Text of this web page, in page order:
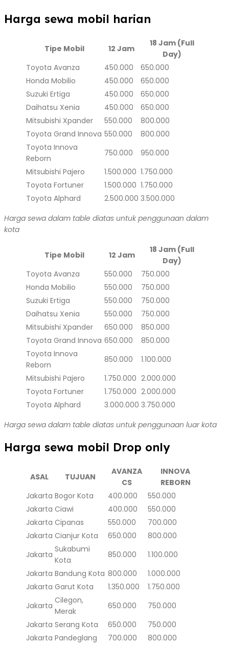
Harga sewa mobil harian
Tipe Mobil 12 Jam
18 Jam (Full
Day)
Toyota Avanza
450.000
650.000
Honda Mobilio
450.000
650.000
Suzuki Ertiga
450.000
650.000
Daihatsu Xenia
450.000
650.000
Mitsubishi Xpander
550.000
800.000
Toyota Grand Innova 550.000
800.000
Toyota Innova
Reborn
750.000
950.000
Mitsubishi Pajero
1.500.000 1.750.000
Toyota Fortuner
1.500.000 1.750.000
Toyota Alphard
2.500.000 3.500.000
Harga sewa dalam table diatas untuk penggunaan dalam
kota
Tipe Mobil 12 Jam
18 Jam (Full
Day)
Toyota Avanza
550.000
750.000
Honda Mobilio
550.000
750.000
Suzuki Ertiga
550.000
750.000
Daihatsu Xenia
550.000
750.000
Mitsubishi Xpander
650.000
850.000
Toyota Grand Innova 650.000
850.000
Toyota Innova
Reborn
850.000
1.100.000
Mitsubishi Pajero
1.750.000 2.000.000
Toyota Fortuner
1.750.000 2.000.000
Toyota Alphard
3.000.000 3.750.000
Harga sewa dalam table diatas untuk penggunaan luar kota
Harga sewa mobil Drop only
ASAL TUJUAN
AVANZA
CS
INNOVA
REBORN
Jakarta Bogor Kota 400.000
550.000
Jakarta Ciawi 400.000
550.000
Jakarta Cipanas 550.000
700.000
Jakarta Cianjur Kota 650.000
800.000
Jakarta
Sukabumi
Kota
850.000
1.100.000
Jakarta Bandung Kota 800.000
1.000.000
Jakarta Garut Kota 1.350.000
1.750.000
Jakarta
Cilegon,
Merak
650.000
750.000
Jakarta Serang Kota 650.000
750.000
Jakarta Pandeglang 700.000
800.000